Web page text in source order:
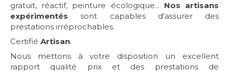
gratuit, réactif, peinture écologique... Nos artisans
expérimentés sont capables d'assurer des
prestations irréprochables.
Certifié Artisan.
Nous mettons à votre disposition un excellent
rapport qualité prix et des prestations de